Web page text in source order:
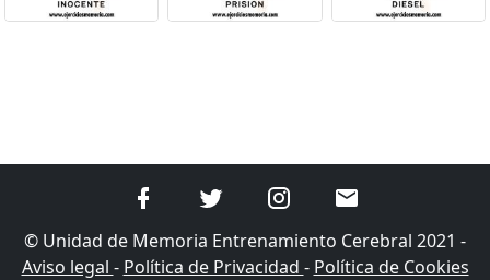
© Unidad de Memoria Entrenamiento Cerebral 2021 -
Aviso legal - Política de Privacidad - Política de Cookies